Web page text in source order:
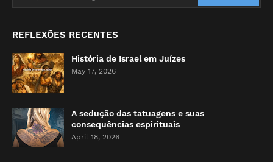
REFLEXÕES RECENTES
História de Israel em Juízes
May 17, 2026
A sedução das tatuagens e suas
consequências espirituais
April 18, 2026